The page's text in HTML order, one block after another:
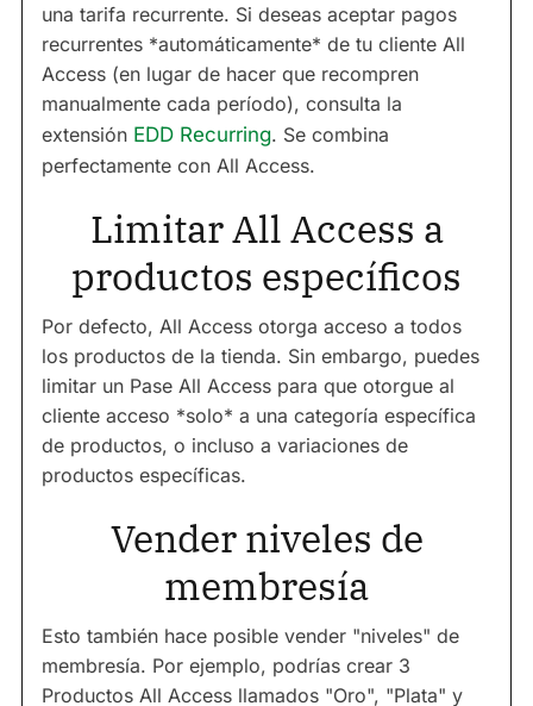
una tarifa recurrente. Si deseas aceptar pagos
recurrentes *automáticamente* de tu cliente All
Access (en lugar de hacer que recompren
manualmente cada período), consulta la
extensión EDD Recurring. Se combina
perfectamente con All Access.
Limitar All Access a
productos específicos
Por defecto, All Access otorga acceso a todos
los productos de la tienda. Sin embargo, puedes
limitar un Pase All Access para que otorgue al
cliente acceso *solo* a una categoría específica
de productos, o incluso a variaciones de
productos específicas.
Vender niveles de
membresía
Esto también hace posible vender "niveles" de
membresía. Por ejemplo, podrías crear 3
Productos All Access llamados "Oro", "Plata" y